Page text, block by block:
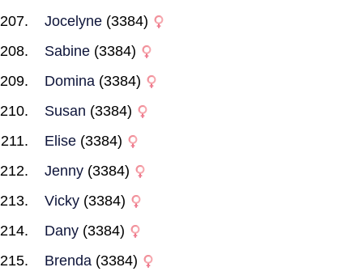
Jocelyne (3384)
Sabine (3384)
Domina (3384)
Susan (3384)
Elise (3384)
Jenny (3384)
Vicky (3384)
Dany (3384)
Brenda (3384)